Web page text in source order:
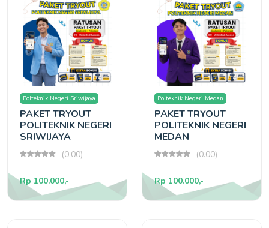
Polteknik Negeri Sriwijaya
PAKET TRYOUT
POLITEKNIK NEGERI
SRIWIJAYA
(0.00)
Rp 100.000,-
Polteknik Negeri Medan
PAKET TRYOUT
POLITEKNIK NEGERI
MEDAN
(0.00)
Rp 100.000,-